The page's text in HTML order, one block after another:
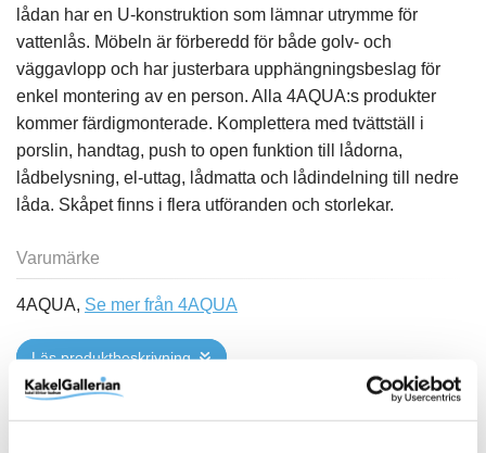
lådan har en U-konstruktion som lämnar utrymme för
vattenlås. Möbeln är förberedd för både golv- och
väggavlopp och har justerbara upphängningsbeslag för
enkel montering av en person. Alla 4AQUA:s produkter
kommer färdigmonterade. Komplettera med tvättställ i
porslin, handtag, push to open funktion till lådorna,
lådbelysning, el-uttag, lådmatta och lådindelning till nedre
låda. Skåpet finns i flera utföranden och storlekar.
Varumärke
4AQUA, Se mer från 4AQUA
Läs produktbeskrivning
Se tillbehör